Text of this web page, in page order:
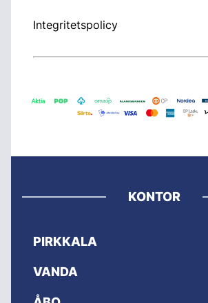
Integritetspolicy
KONTOR
PIRKKALA
VANDA